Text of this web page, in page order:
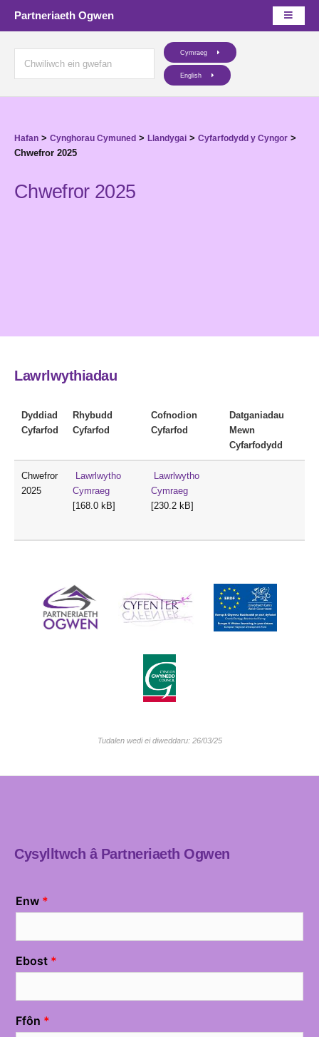
Partneriaeth Ogwen
Cymraeg
English
Hafan > Cynghorau Cymuned > Llandygai > Cyfarfodydd y Cyngor >
Chwefror 2025
Chwefror 2025
Lawrlwythiadau
Dyddiad
Cyfarfod
Rhybudd
Cyfarfod
Cofnodion
Cyfarfod
Datganiadau
Mewn
Cyfarfodydd
Chwefror
2025
Lawrlwytho
Cymraeg
[168.0 kB]
Lawrlwytho
Cymraeg
[230.2 kB]
Tudalen wedi ei diweddaru: 26/03/25
Cysylltwch â Partneriaeth Ogwen